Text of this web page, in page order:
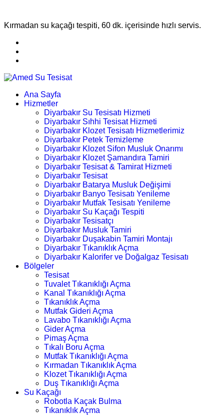
Kırmadan su kaçağı tespiti, 60 dk. içerisinde hızlı servis.
Ana Sayfa
Hizmetler
Diyarbakır Su Tesisatı Hizmeti
Diyarbakır Sıhhi Tesisat Hizmeti
Diyarbakır Klozet Tesisatı Hizmetlerimiz
Diyarbakır Petek Temizleme
Diyarbakır Klozet Sifon Musluk Onarımı
Diyarbakır Klozet Şamandıra Tamiri
Diyarbakır Tesisat & Tamirat Hizmeti
Diyarbakır Tesisat
Diyarbakır Batarya Musluk Değişimi
Diyarbakır Banyo Tesisatı Yenileme
Diyarbakır Mutfak Tesisatı Yenileme
Diyarbakır Su Kaçağı Tespiti
Diyarbakır Tesisatçı
Diyarbakır Musluk Tamiri
Diyarbakır Duşakabin Tamiri Montajı
Diyarbakır Tıkanıklık Açma
Diyarbakır Kalorifer ve Doğalgaz Tesisatı
Bölgeler
Tesisat
Tuvalet Tıkanıklığı Açma
Kanal Tıkanıklığı Açma
Tıkanıklık Açma
Mutfak Gideri Açma
Lavabo Tıkanıklığı Açma
Gider Açma
Pimaş Açma
Tıkalı Boru Açma
Mutfak Tıkanıklığı Açma
Kırmadan Tıkanıklık Açma
Klozet Tıkanıklığı Açma
Duş Tıkanıklığı Açma
Su Kaçağı
Robotla Kaçak Bulma
Tıkanıklık Açma